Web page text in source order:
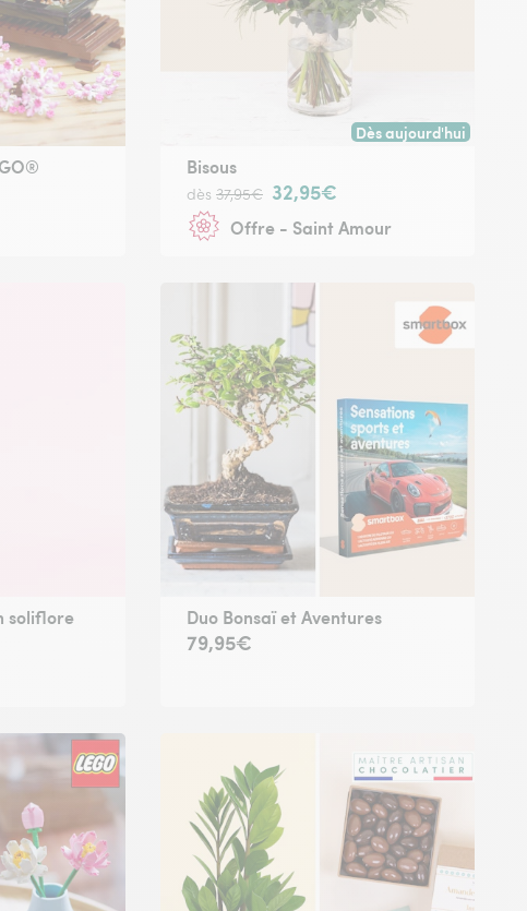
avant 17h) ou à la date de votre choix. Dès aujourd'hui
Livraison dès
Bisous
dès 37,95€ 32,95€
Offre - Saint Amour
soliflore Duo Bonsaï et Aventures
79,95€